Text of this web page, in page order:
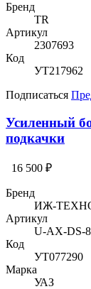
Бренд
TR
Артикул
2307693
Код
УТ217962
Подписаться
Усиленный
подкачки
16 500 ₽
Бренд
ИЖ-
Артикул
U-AX-DS-
Код
УТ077290
Марка
УАЗ